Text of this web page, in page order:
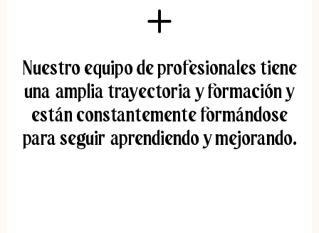
Nuestro equipo de profesionales tiene
una amplia trayectoria y formación y
están constantemente formándose
para seguir aprendiendo y mejorando.